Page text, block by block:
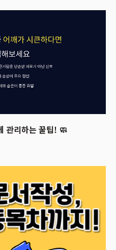
관리하는 꿀팁! 🧼